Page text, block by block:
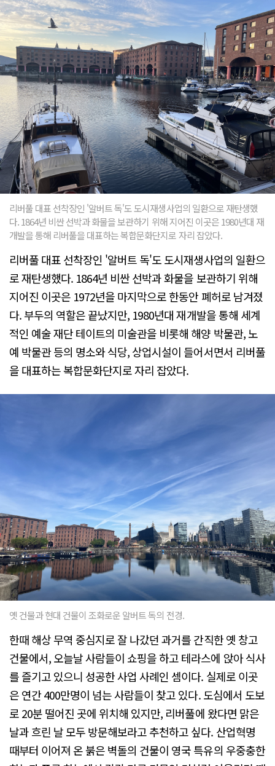
리버풀 대표 선착장인 '알버트 독'도 도시재생사업의 일환으로 재탄생했
다. 1864년 비싼 선박과 화물을 보관하기 위해 지어진 이곳은 1980년대 재
개발을 통해 리버풀을 대표하는 복합문화단지로 자리 잡았다.
리버풀 대표 선착장인 '알버트 독'도 도시재생사업의 일환으
로 재탄생했다. 1864년 비싼 선박과 화물을 보관하기 위해
지어진 이곳은 1972년을 마지막으로 한동안 폐허로 남겨졌
다. 부두의 역할은 끝났지만, 1980년대 재개발을 통해 세계
적인 예술 재단 테이트의 미술관을 비롯해 해양 박물관, 노
예 박물관 등의 명소와 식당, 상업시설이 들어서면서 리버풀
을 대표하는 복합문화단지로 자리 잡았다.
옛 건물과 현대 건물이 조화로운 알버트 독의 전경.
한때 해상 무역 중심지로 잘 나갔던 과거를 간직한 옛 창고
건물에서, 오늘날 사람들이 쇼핑을 하고 테라스에 앉아 식사
를 즐기고 있으니 성공한 사업 사례인 셈이다. 실제로 이곳
은 연간 400만명이 넘는 사람들이 찾고 있다. 도심에서 도보
로 20분 떨어진 곳에 위치해 있지만, 리버풀에 왔다면 맑은
날과 흐린 날 모두 방문해보라고 추천하고 싶다. 산업혁명
때부터 이어져 온 붉은 벽돌의 건물이 영국 특유의 우중충한